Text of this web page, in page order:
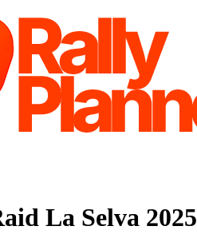
La Selva 2025